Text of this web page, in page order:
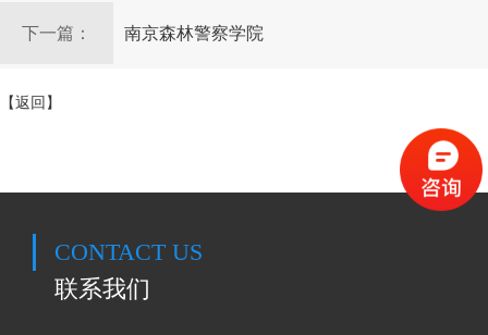
下一篇： 南京森林警察学院
【返回】
CONTACT US
联系我们